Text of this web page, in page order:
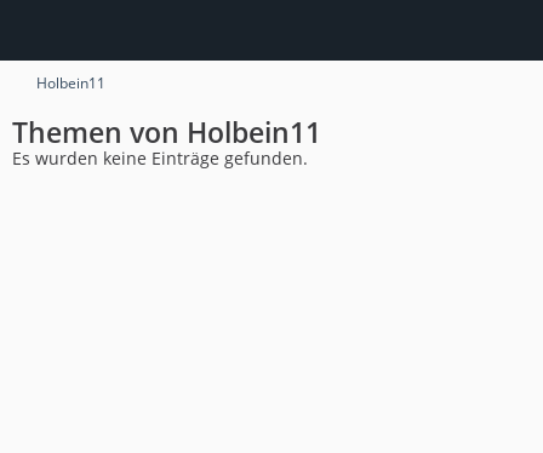
Holbein11
Themen von Holbein11
Es wurden keine Einträge gefunden.